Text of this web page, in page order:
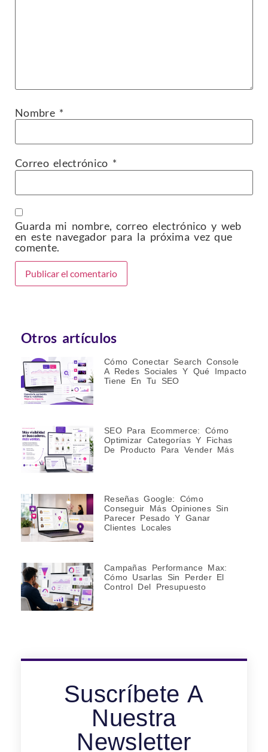
Nombre *
Correo electrónico *
Guarda mi nombre, correo electrónico y web
en este navegador para la próxima vez que
comente.
Otros artículos
Cómo Conectar Search Console
A Redes Sociales Y Qué Impacto
Tiene En Tu SEO
SEO Para Ecommerce: Cómo
Optimizar Categorías Y Fichas
De Producto Para Vender Más
Reseñas Google: Cómo
Conseguir Más Opiniones Sin
Parecer Pesado Y Ganar
Clientes Locales
Campañas Performance Max:
Cómo Usarlas Sin Perder El
Control Del Presupuesto
Suscríbete A
Nuestra
Newsletter